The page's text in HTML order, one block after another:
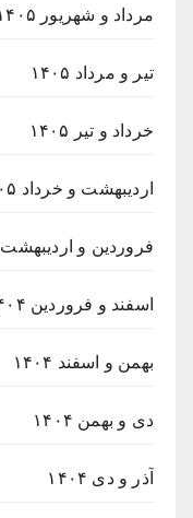
مرداد و شهریور ۱۴۰۵
تیر و مرداد ۱۴۰۵
خرداد و تیر ۱۴۰۵
اردیبهشت و خرداد ۱۴۰۵
فروردین و اردیبهشت ۱۴۰۵
اسفند و فروردین ۱۴۰۴
بهمن و اسفند ۱۴۰۴
دی و بهمن ۱۴۰۴
آذر و دی ۱۴۰۴